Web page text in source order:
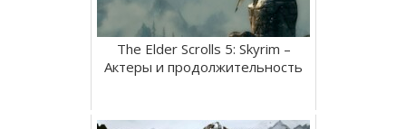
The Elder Scrolls 5: Skyrim –
Актеры и продолжительность